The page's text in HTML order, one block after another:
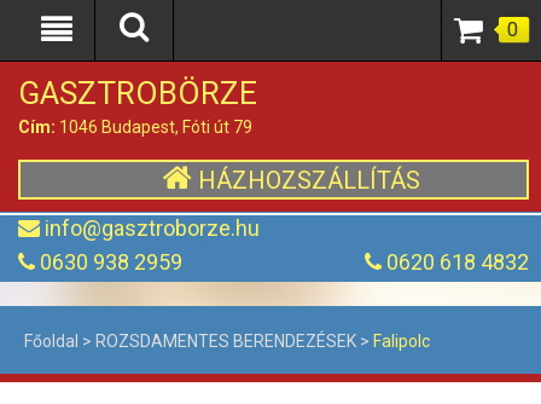
GASZTROBÖRZE
Cím: 1046 Budapest, Fóti út 79
HÁZHOZSZÁLLÍTÁS
info@gasztroborze.hu
0630 938 2959
0620 618 4832
0
Főoldal > ROZSDAMENTES BERENDEZÉSEK > Falipolc